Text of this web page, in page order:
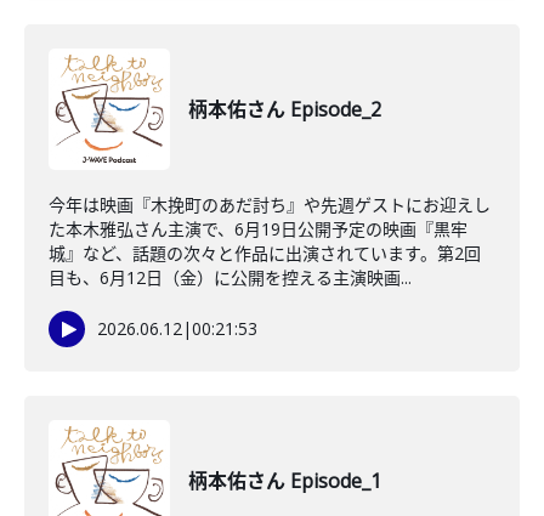
柄本佑さん Episode_2
今年は映画『木挽町のあだ討ち』や先週ゲストにお迎えし
た本木雅弘さん主演で、6月19日公開予定の映画『黒牢
城』など、話題の次々と作品に出演されています。第2回
目も、6月12日（金）に公開を控える主演映画...
2026.06.12|00:21:53
柄本佑さん Episode_1